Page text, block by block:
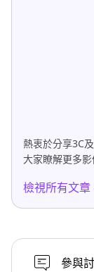
熱衷於分享3C
大家瞭解更多
檢視所有文章
參與